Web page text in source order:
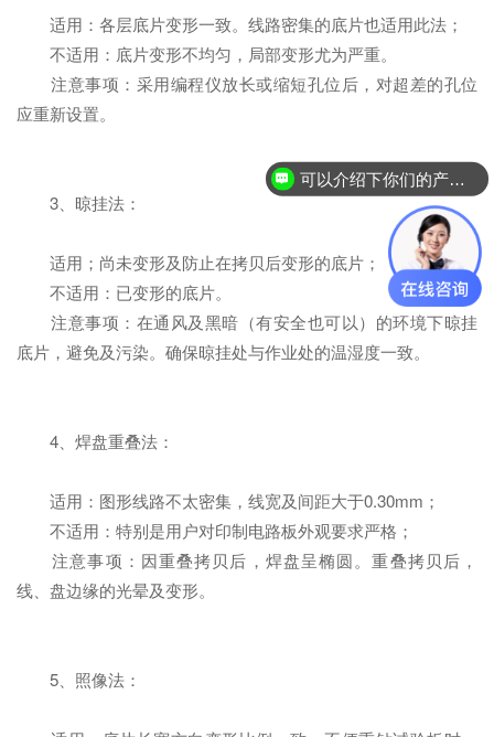
适用：各层底片变形一致。线路密集的底片也适用此法；
不适用：底片变形不均匀，局部变形尤为严重。
注意事项：采用编程仪放长或缩短孔位后，对超差的孔位
应重新设置。
3、晾挂法：
适用；尚未变形及防止在拷贝后变形的底片；
不适用：已变形的底片。
注意事项：在通风及黑暗（有安全也可以）的环境下晾挂
底片，避免及污染。确保晾挂处与作业处的温湿度一致。
4、焊盘重叠法：
适用：图形线路不太密集，线宽及间距大于0.30mm；
不适用：特别是用户对印制电路板外观要求严格；
注意事项：因重叠拷贝后，焊盘呈椭圆。重叠拷贝后，
线、盘边缘的光晕及变形。
5、照像法：
可以介绍下你们的产品么？